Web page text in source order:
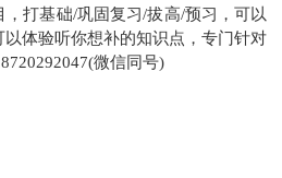
打基础/巩固复习/拔高/预习，可以
体验听你想补的知识点，专门针对
微信同号)